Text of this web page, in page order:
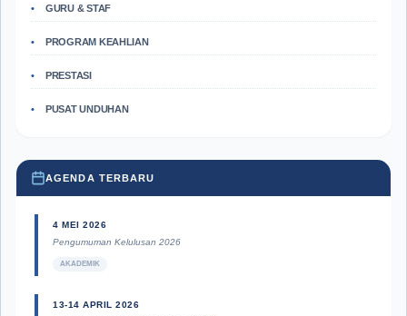
GURU & STAF
PROGRAM KEAHLIAN
PRESTASI
PUSAT UNDUHAN
AGENDA TERBARU
4 MEI 2026
Pengumuman Kelulusan 2026
AKADEMIK
13-14 APRIL 2026